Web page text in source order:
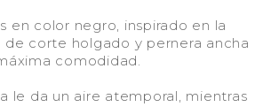
en color negro, inspirado en la
corte holgado y pernera ancha
comodidad.
le da un aire atemporal, mientras